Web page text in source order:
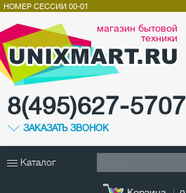
магазин бытовой
техники
8(495)627-5707
ЗАКАЗАТЬ ЗВОНОК
НОМЕР СЕССИИ 00-01
Каталог